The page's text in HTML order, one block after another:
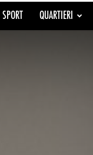
SPORT QUARTIERI